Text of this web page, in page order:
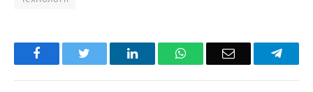
Facebook LinkedInWhatsAppEmail